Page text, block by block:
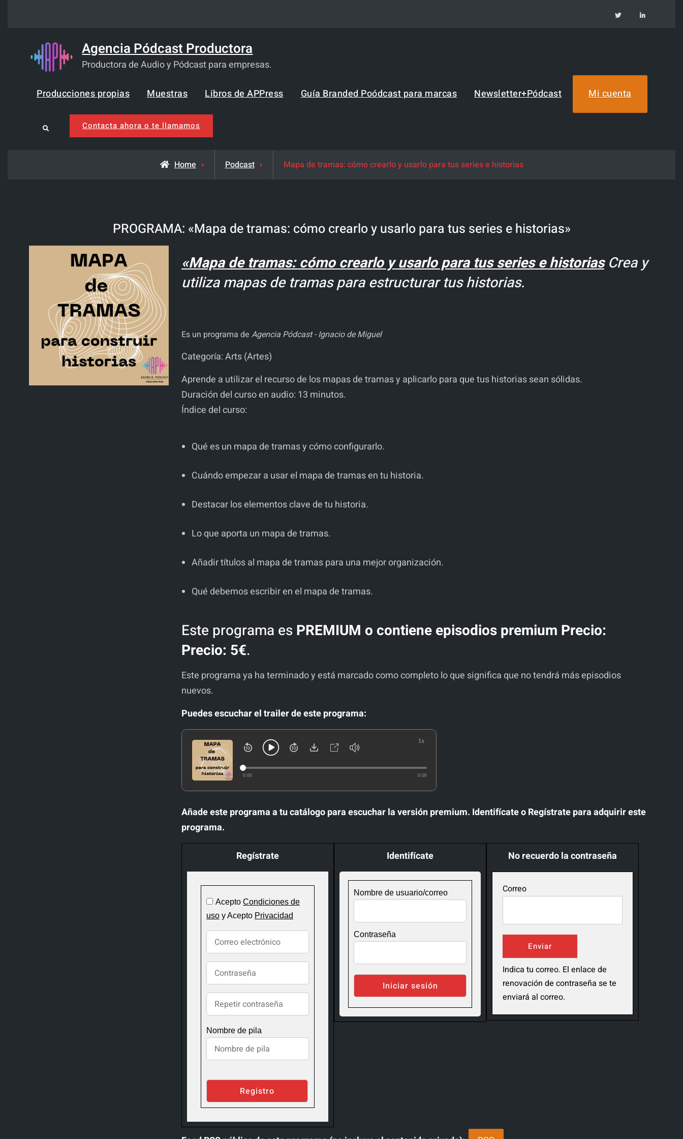
TW IN
Agencia Pódcast Productora
Productora de Audio y Pódcast para empresas.
Producciones propias Muestras Libros de APPress Guía Branded Poódcast para marcas Newsletter+Pódcast Mi cuenta
Search Contacta ahora o te llamamos
Home Podcast Mapa de tramas: cómo crearlo y usarlo para tus series e historias
PROGRAMA: «Mapa de tramas: cómo crearlo y usarlo para tus series e historias»
«Mapa de tramas: cómo crearlo y usarlo para tus series e historiasCrea y
utiliza mapas de tramas para estructurar tus historias.
Es un programa de Agencia Pódcast - Ignacio de Miguel
Categoría: Arts (Artes)
Aprende a utilizar el recurso de los mapas de tramas y aplicarlo para que tus historias sean sólidas.
Duración del curso en audio: 13 minutos.
Índice del curso:
Qué es un mapa de tramas y cómo configurarlo.
Cuándo empezar a usar el mapa de tramas en tu historia.
Destacar los elementos clave de tu historia.
Lo que aporta un mapa de tramas.
Añadir títulos al mapa de tramas para una mejor organización.
Qué debemos escribir en el mapa de tramas.
Este programa esPREMIUM o contiene episodios premium Precio:
Precio: 5€.
Este programa ya ha terminado y está marcado como completo lo que significa que no tendrá más episodios
nuevos.
Puedes escuchar el trailer de este programa:
0:00 0:00
1x
Añade este programa a tu catálogo para escuchar la versión premium. Identifícate o Regístrate para adquirir este
programa.
Regístrate
Acepto Condiciones de
uso y Acepto Privacidad
Nombre de pila
Identifícate
Nombre de usuario/correo
Contraseña
No recuerdo la contraseña
Correo
Indica tu correo. El enlace de
renovación de contraseña se te
enviará al correo.